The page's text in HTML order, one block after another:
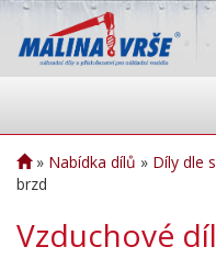
» Nabídka dílů » Díly dle
brzd
Vzduchové